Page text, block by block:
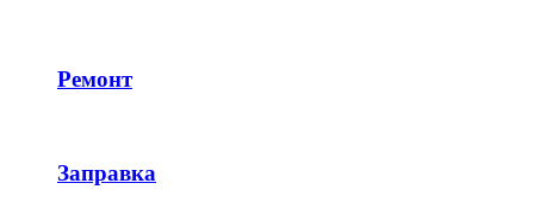
Ремонт
Заправка